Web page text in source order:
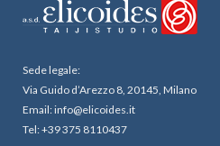
Sede legale:
Via Guido d’Arezzo 8, 20145, Milano
Email: info@elicoides.it
Tel: +39 375 8110437